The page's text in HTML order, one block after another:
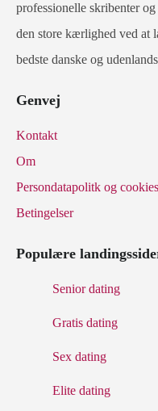
professionelle skribenter
den store kærlighed ved at
bedste danske og
Genvej
Kontakt
Om
Persondatapolitk og cookies
Betingelser
Populære
Senior dating
Gratis dating
Sex dating
Elite dating